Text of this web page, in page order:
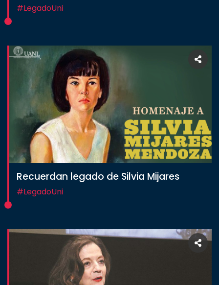
#LegadoUni
Recuerdan legado de Silvia Mijares
#LegadoUni